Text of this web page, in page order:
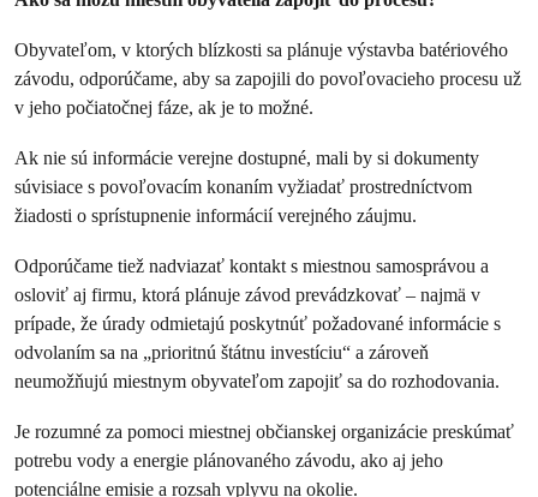
Obyvateľom, v ktorých blízkosti sa plánuje výstavba batériového
závodu, odporúčame, aby sa zapojili do povoľovacieho procesu už
v jeho počiatočnej fáze, ak je to možné.
Ak nie sú informácie verejne dostupné, mali by si dokumenty
súvisiace s povoľovacím konaním vyžiadať prostredníctvom
žiadosti o sprístupnenie informácií verejného záujmu.
Odporúčame tiež nadviazať kontakt s miestnou samosprávou a
osloviť aj firmu, ktorá plánuje závod prevádzkovať – najmä v
prípade, že úrady odmietajú poskytnúť požadované informácie s
odvolaním sa na „prioritnú štátnu investíciu“ a zároveň
neumožňujú miestnym obyvateľom zapojiť sa do rozhodovania.
Je rozumné za pomoci miestnej občianskej organizácie preskúmať
potrebu vody a energie plánovaného závodu, ako aj jeho
potenciálne emisie a rozsah vplyvu na okolie.